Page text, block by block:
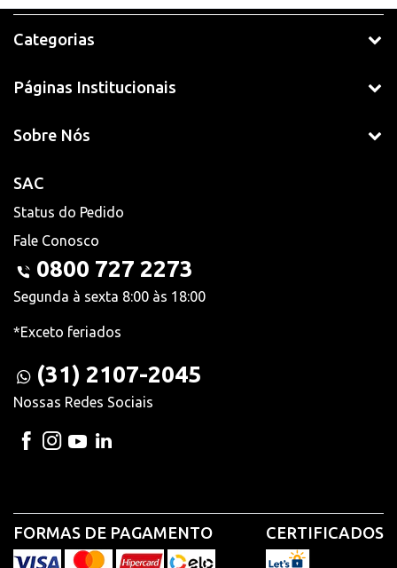
Categorias
Páginas Institucionais
Sobre Nós
SAC
Status do Pedido
Fale Conosco
0800 727 2273
Segunda à sexta 8:00 às 18:00
*Exceto feriados
(31) 2107-2045
Nossas Redes Sociais
FORMAS DE PAGAMENTO CERTIFICADOS